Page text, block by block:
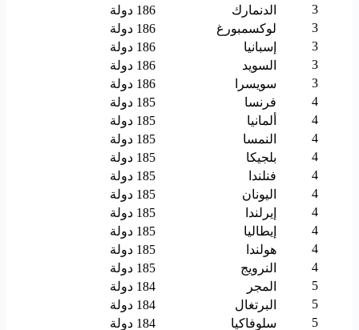
3
الدنمارك
186 دولة
3
لوكسمبورغ
186 دولة
3
إسبانيا
186 دولة
3
السويد
186 دولة
3
سويسرا
186 دولة
4
فرنسا
185 دولة
4
ألمانيا
185 دولة
4
النمسا
185 دولة
4
بلجيكا
185 دولة
4
فنلندا
185 دولة
4
اليونان
185 دولة
4
إيرلندا
185 دولة
4
إيطاليا
185 دولة
4
هولندا
185 دولة
4
النرويج
185 دولة
5
المجر
184 دولة
5
البرتغال
184 دولة
5
سلوفاكيا
184 دولة